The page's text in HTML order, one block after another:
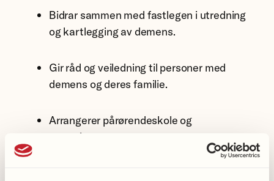
Bidrar sammen med fastlegen i utredning
og kartlegging av demens.
Gir råd og veiledning til personer med
demens og deres familie.
Arrangerer pårørendeskole og
samtalegrupper.